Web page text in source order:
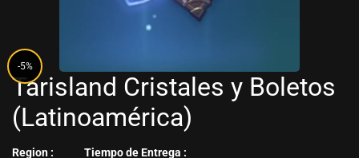
Tarisland Cristales y Boletos
(Latinoamérica)
Region :
Tiempo de Entrega :
-5%